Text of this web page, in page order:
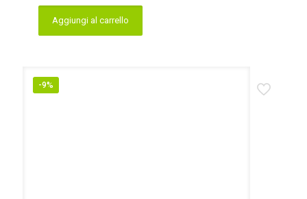
Aggiungi al carrello
-9%